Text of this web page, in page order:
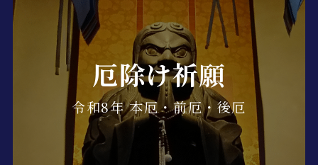
厄除け祈願
令和8年 本厄・前厄・後厄